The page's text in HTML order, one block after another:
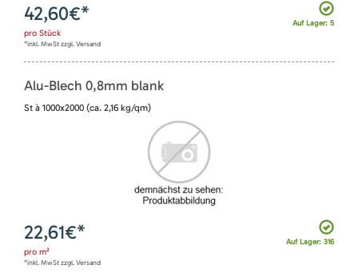
Auf Lager: 5
42,60€*
pro Stück
*inkl. MwSt zzgl. Versand
Alu-Blech 0,8mm blank
St à 1000x2000 (ca. 2,16 kg/qm)
Auf Lager: 316
22,61€*
pro m²
*inkl. MwSt zzgl. Versand